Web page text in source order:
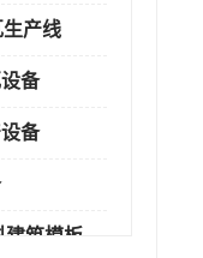
产线
备
备